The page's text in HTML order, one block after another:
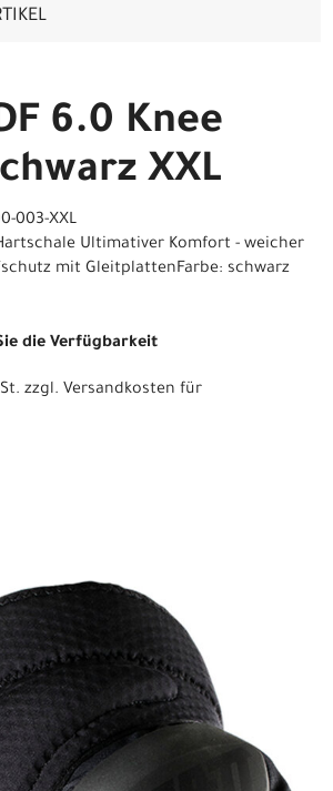
6.0 Knee
XXL
003-XXL
Ultimativer Komfort - weicher
mit GleitplattenFarbe: schwarz
die Verfügbarkeit
zzgl. Versandkosten für